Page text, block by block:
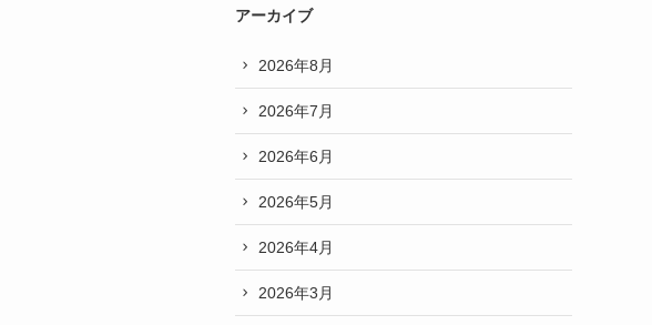
アーカイブ
2026年8月
2026年7月
2026年6月
2026年5月
2026年4月
2026年3月